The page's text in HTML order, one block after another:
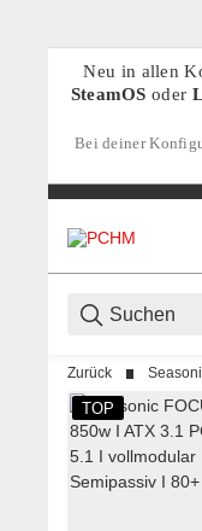
Neu in allen
SteamOS oder
Bei deiner
Zurück
TOP